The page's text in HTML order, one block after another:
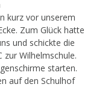
kurz vor unserem
Zum Glück hatte
und schickte die
zur Wilhelmschule.
starten.
auf den Schulhof